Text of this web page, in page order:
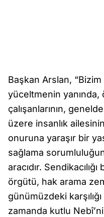
Başkan Arslan,
yüceltmenin yanında,
çalışanlarının,
üzere insanlık
onuruna yaraşır bir
sağlama
aracıdır.
örgütü, hak arama
günümüzdeki
zamanda kutlu